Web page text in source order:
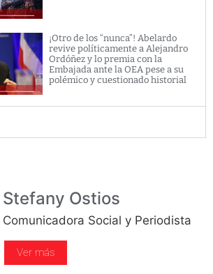
¡Otro de los “nunca”! Abelardo
revive políticamente a Alejandro
Ordóñez y lo premia con la
Embajada ante la OEA pese a su
polémico y cuestionado historial
Stefany Ostios
Comunicadora Social y Periodista
Ver más